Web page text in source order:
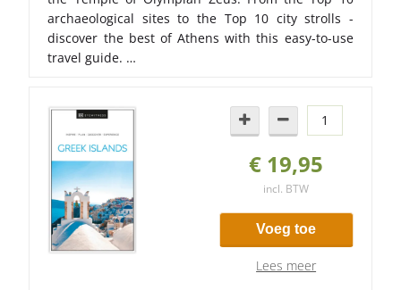
archaeological sites to the Top 10 city strolls -
discover the best of Athens with this easy-to-use
travel guide. …
€ 19,95
incl. BTW
Voeg toe
Lees meer